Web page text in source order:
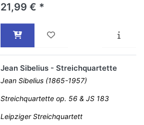
21,99 € *
Jean Sibelius - Streichquartette
Jean Sibelius (1865-1957)
Streichquartette op. 56 & JS 183
Leipziger Streichquartett